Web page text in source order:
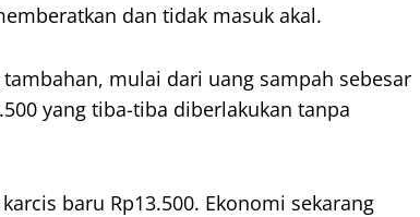
dan tidak masuk akal.
mulai dari uang sampah sebesar
yang tiba-tiba diberlakukan tanpa
baru Rp13.500. Ekonomi sekarang